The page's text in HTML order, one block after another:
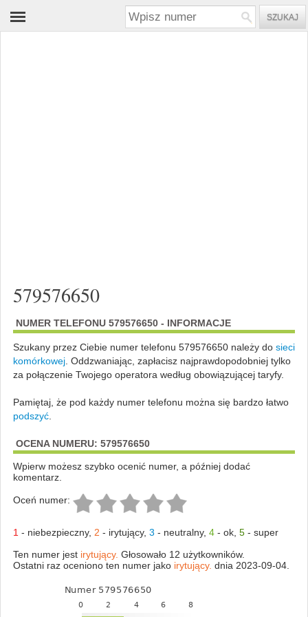
579576650
NUMER TELEFONU 579576650 - INFORMACJE
Szukany przez Ciebie numer telefonu 579576650 należy do sieci
komórkowej. Oddzwaniając, zapłacisz najprawdopodobniej tylko
za połączenie Twojego operatora według obowiązującej taryfy.
Pamiętaj, że pod każdy numer telefonu można się bardzo łatwo
podszyć.
OCENA NUMERU: 579576650
Wpierw możesz szybko ocenić numer, a później dodać
komentarz.
Oceń numer:
1 - niebezpieczny, 2 - irytujący, 3 - neutralny, 4- ok, 5- super
Ten numer jest irytujący. Głosowało 12 użytkowników.
Ostatni raz oceniono ten numer jako irytujący. dnia 2023-09-04.